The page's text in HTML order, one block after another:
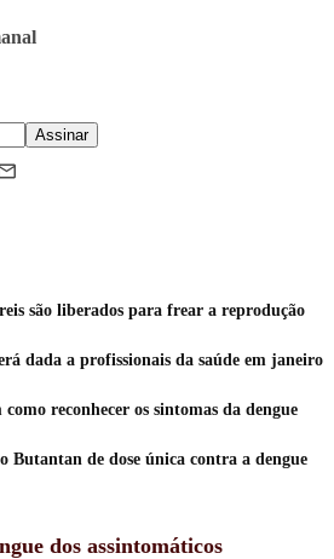
Assinar
são liberados para frear a reprodução
dada a profissionais da saúde em janeiro
reconhecer os sintomas da dengue
Butantan de dose única contra a dengue
dos assintomáticos